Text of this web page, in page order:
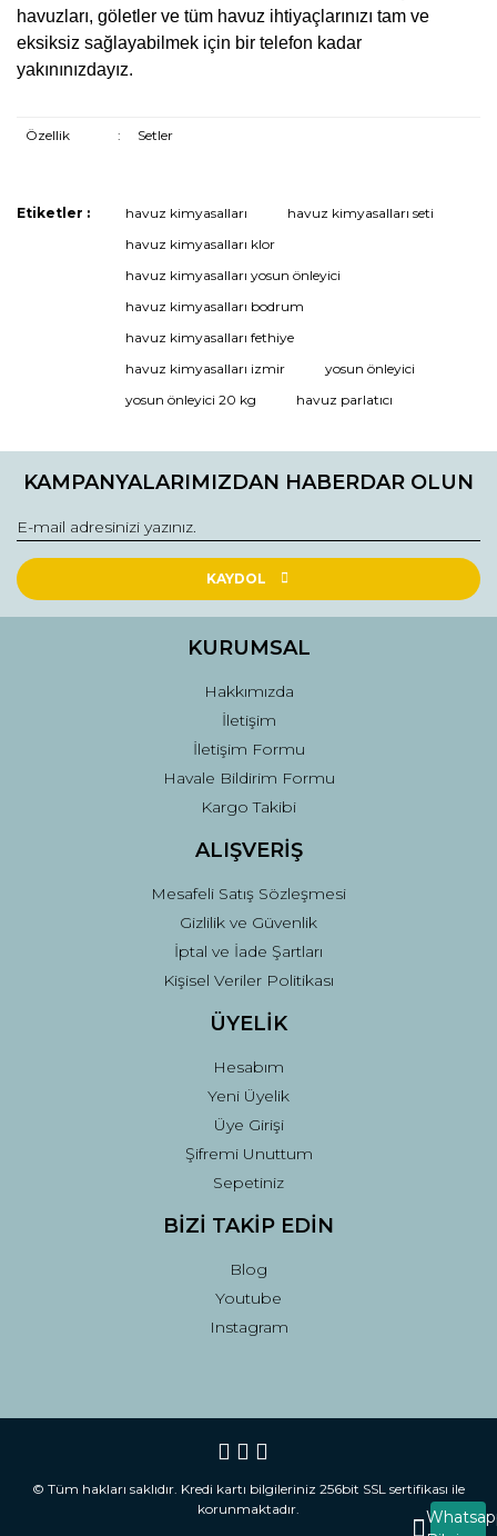
havuzları, göletler ve tüm havuz ihtiyaçlarınızı tam ve
eksiksiz sağlayabilmek için bir telefon kadar
yakınınızdayız.
Özellik : Setler
Bu ürüne ilk yorumu siz yapın!
Yorum Yaz
Etiketler : havuz kimyasalları
havuz kimyasalları seti
havuz kimyasalları klor
havuz kimyasalları yosun önleyici
havuz kimyasalları bodrum
havuz kimyasalları fethiye
havuz kimyasalları izmir
yosun önleyici
yosun önleyici 20 kg
havuz parlatıcı
KAMPANYALARIMIZDAN HABERDAR OLUN
KAYDOL
KURUMSAL
Hakkımızda
İletişim
İletişim Formu
Havale Bildirim Formu
Kargo Takibi
ALIŞVERİŞ
Mesafeli Satış Sözleşmesi
Gizlilik ve Güvenlik
İptal ve İade Şartları
Kişisel Veriler Politikası
ÜYELİK
Hesabım
Yeni Üyelik
Üye Girişi
Şifremi Unuttum
Sepetiniz
BİZİ TAKİP EDİN
Blog
Youtube
Instagram
© Tüm hakları saklıdır. Kredi kartı bilgileriniz 256bit SSL sertifikası ile
korunmaktadır.